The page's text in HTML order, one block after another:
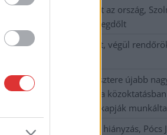
41 fok fölé forrósodott az ország,
egy másik rekord is megdőlt
Egy telefonhívást akart, végül
A Tisza kormány minisztere újabb
változásokról döntött a
iskolaigazgatók visszakapják
Sok volt az igazolatlan hiányzás, Pócs